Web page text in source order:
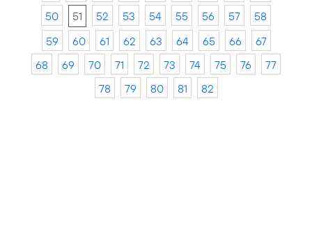
50
51 52 53 54 55 56 57
58
59
60 61 62 63 64 65 66
67
68
69 70 71 72 73 74 75 76
77
78
79 80 81 82